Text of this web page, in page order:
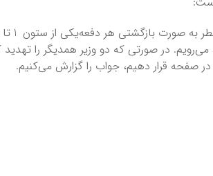
به صورت بازگشتی هر دفعه‌یکی از ستون 1 تا
در صورتی که دو وزیر همدیگر را تهدید
در صفحه قرار دهیم، جواب را گزارش می‌کنیم.